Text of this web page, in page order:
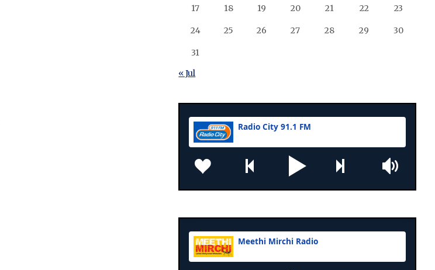
17 18 19 20 21 22 23
24 25 26 27 28 29 30
31
« Jul